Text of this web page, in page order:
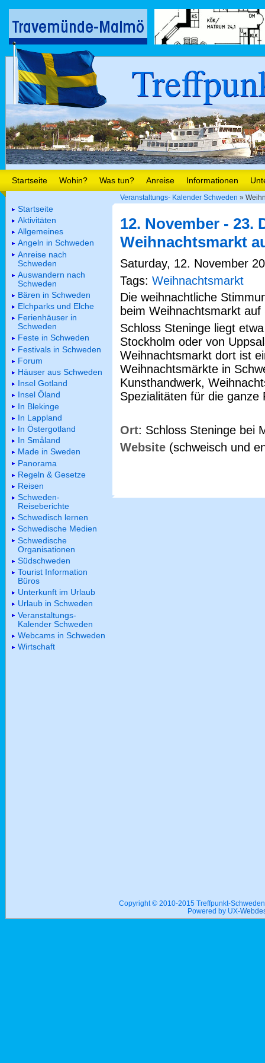
Startseite Wohin? Was tun? Anreise Informationen
Veranstaltungs- Kalender Schweden »
12. November - 23.
Weihnachtsmarkt
Saturday, 12. November
Tags: Weihnachtsmarkt
Die weihnachtliche
beim Weihnachtsmarkt
Schloss Steninge liegt
Stockholm oder von
Weihnachtsmarkt dort ist
Weihnachtsmärkte in
Kunsthandwerk,
Spezialitäten für die ganze
Ort: Schloss Steninge bei
Website (schweisch und
Startseite
Aktivitäten
Allgemeines
Angeln in Schweden
Anreise nach
Schweden
Auswandern nach
Schweden
Bären in Schweden
Elchparks und Elche
Ferienhäuser in
Schweden
Feste in Schweden
Festivals in Schweden
Forum
Häuser aus Schweden
Insel Gotland
Insel Öland
In Blekinge
In Lappland
In Östergotland
In Småland
Made in Sweden
Panorama
Regeln & Gesetze
Reisen
Schweden-
Reiseberichte
Schwedisch lernen
Schwedische Medien
Schwedische
Organisationen
Südschweden
Tourist Information
Büros
Unterkunft im Urlaub
Urlaub in Schweden
Veranstaltungs-
Kalender Schweden
Webcams in Schweden
Wirtschaft
Copyright © 2010-2015 Treffpunkt-
Powered by UX-